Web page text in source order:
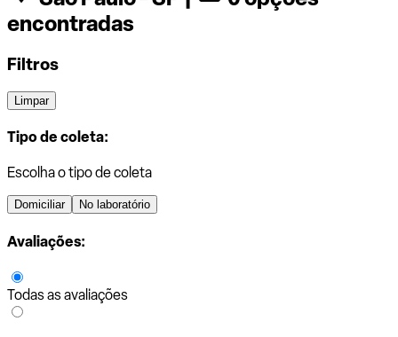
encontradas
Filtros
Limpar
Tipo de coleta:
Escolha o tipo de coleta
Domiciliar No laboratório
Avaliações:
Todas as avaliações